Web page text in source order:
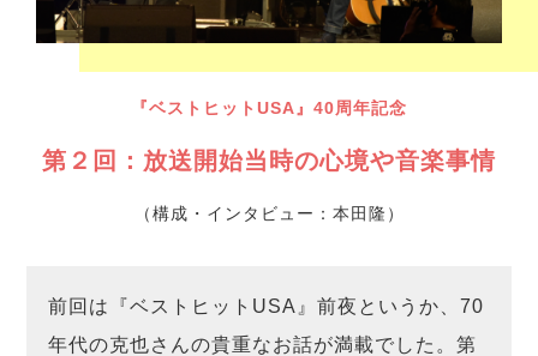
『ベストヒットUSA』40周年記念
第２回：放送開始当時の心境や音楽事情
（構成・インタビュー：本田隆）
前回は『ベストヒットUSA』前夜というか、70
年代の克也さんの貴重なお話が満載でした。第